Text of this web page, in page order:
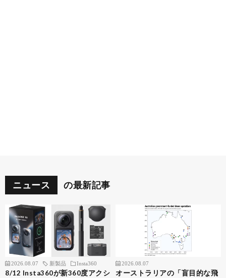
ニュース の最新記事
2026.08.07 新製品 Insta360
8/12 Insta360が新360度アクシ
2026.08.07
オーストラリアの「盲目的な飛